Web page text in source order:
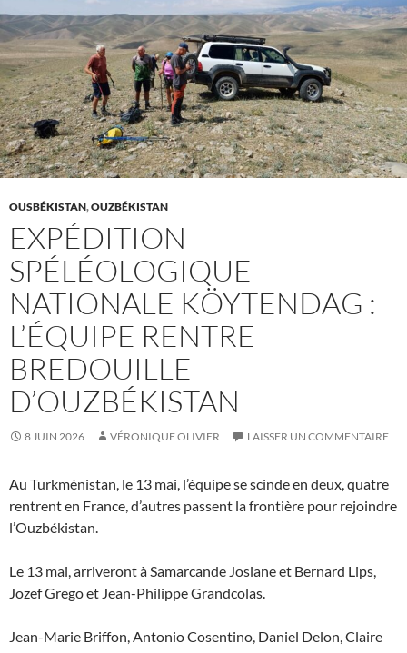
OUSBÉKISTAN,OUZBÉKISTAN
EXPÉDITION
SPÉLÉOLOGIQUE
NATIONALE KÖYTENDAG :
L’ÉQUIPE RENTRE
BREDOUILLE
D’OUZBÉKISTAN
8 JUIN 2026 VÉRONIQUE OLIVIER LAISSER UN COMMENTAIRE
Au Turkménistan, le 13 mai, l’équipe se scinde en deux, quatre
rentrent en France, d’autres passent la frontière pour rejoindre
l’Ouzbékistan.
Le 13 mai, arriveront à Samarcande Josiane et Bernard Lips,
Jozef Grego et Jean-Philippe Grandcolas.
Jean-Marie Briffon, Antonio Cosentino, Daniel Delon, Claire